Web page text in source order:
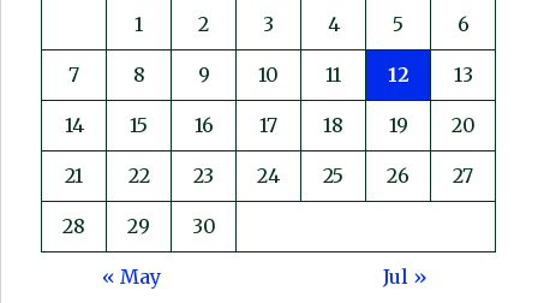
1 2 3 4 5 6
7 8 9 10 11 12 13
14 15 16 17 18 19 20
21 22 23 24 25 26 27
28 29 30
« May Jul »